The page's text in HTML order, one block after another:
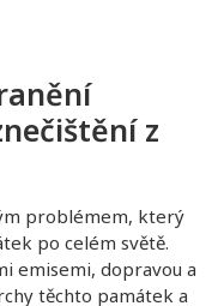
z
problémem, který
po celém světě.
emisemi, dopravou a
těchto památek a